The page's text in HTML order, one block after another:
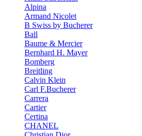
Alpina
Armand Nicolet
B Swiss by Bucherer
Ball
Baume & Mercier
Bernhard H. Mayer
Bomberg
Breitling
Calvin Klein
Carl F.Bucherer
Carrera
Cartier
Certina
CHANEL